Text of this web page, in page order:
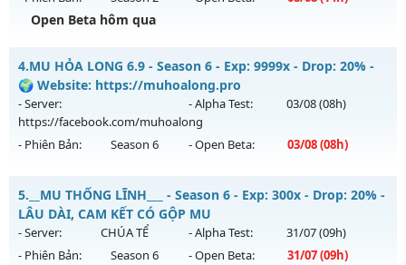
Kiểu reset: Reset In Game
Thể loại: Mu Bán Đồ Full Trong Shop
Antihack: UGK
Open Beta hôm qua
Hà Nội 2003 - Hoài N - Nơi ký ức MU sống lại
Mu mới ra tháng 08 2026 - Mở máy chủ
ngày 08/08/2626
Exp: 300x - Drop: 40%
Thể loại: Mu Custom thêm đồ mới
Antihack: UKG
4.MU HỎA LONG 6.9 - Season 6 - Exp: 9999x - Drop: 20% -
🌍 Website: https://muhoalong.pro
- Server:
https://facebook.com/muhoalong
- Alpha Test: 03/08(08h)
- Phiên Bản: Season 6 - Open Beta: 03/08(08h)
MU HỎA LONG 6.9 - 🌍 Website: https://muhoalong.pro
Mu mới ra tháng 08 2026 - Mở máy chủ
https://facebook.com/muhoalongvào 08h ngày
03/08/2626
5. __MU THỐNG LĨNH___ - Season 6 - Exp: 300x - Drop: 20% -
LÂU DÀI, CAM KẾT CÓ GỘP MU
- Server: CHÚA TỂ - Alpha Test: 31/07(09h)
- Phiên Bản:
Season 6 - Open Beta: 31/07(09h)